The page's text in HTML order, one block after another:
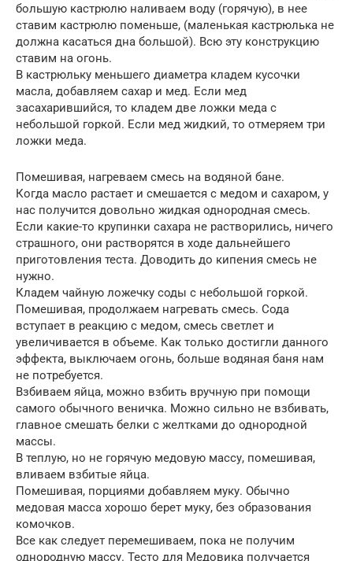
большую кастрюлю наливаем воду (горячую), в нее
ставим кастрюлю поменьше, (маленькая кастрюлька не
должна касаться дна большой). Всю эту конструкцию
ставим на огонь.
В кастрюльку меньшего диаметра кладем кусочки
масла, добавляем сахар и мед. Если мед
засахарившийся, то кладем две ложки меда с
небольшой горкой. Если мед жидкий, то отмеряем три
ложки меда.
Помешивая, нагреваем смесь на водяной бане.
Когда масло растает и смешается с медом и сахаром, у
нас получится довольно жидкая однородная смесь.
Если какие-то крупинки сахара не растворились, ничего
страшного, они растворятся в ходе дальнейшего
приготовления теста. Доводить до кипения смесь не
нужно.
Кладем чайную ложечку соды с небольшой горкой.
Помешивая, продолжаем нагревать смесь. Сода
вступает в реакцию с медом, смесь светлет и
увеличивается в объеме. Как только достигли данного
эффекта, выключаем огонь, больше водяная баня нам
не потребуется.
Взбиваем яйца, можно взбить вручную при помощи
самого обычного веничка. Можно сильно не взбивать,
главное смешать белки с желтками до однородной
массы.
В теплую, но не горячую медовую массу, помешивая,
вливаем взбитые яйца.
Помешивая, порциями добавляем муку. Обычно
медовая масса хорошо берет муку, без образования
комочков.
Все как следует перемешиваем, пока не получим
однородную массу. Тесто для Медовика получается